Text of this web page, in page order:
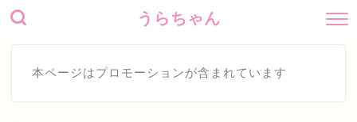
うらちゃん
本ページはプロモーションが含まれています